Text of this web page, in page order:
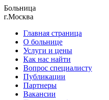
Больница
г.Москва
Главная страница
О больнице
Услуги и цены
Как нас найти
Вопрос специалисту
Публикации
Партнеры
Вакансии